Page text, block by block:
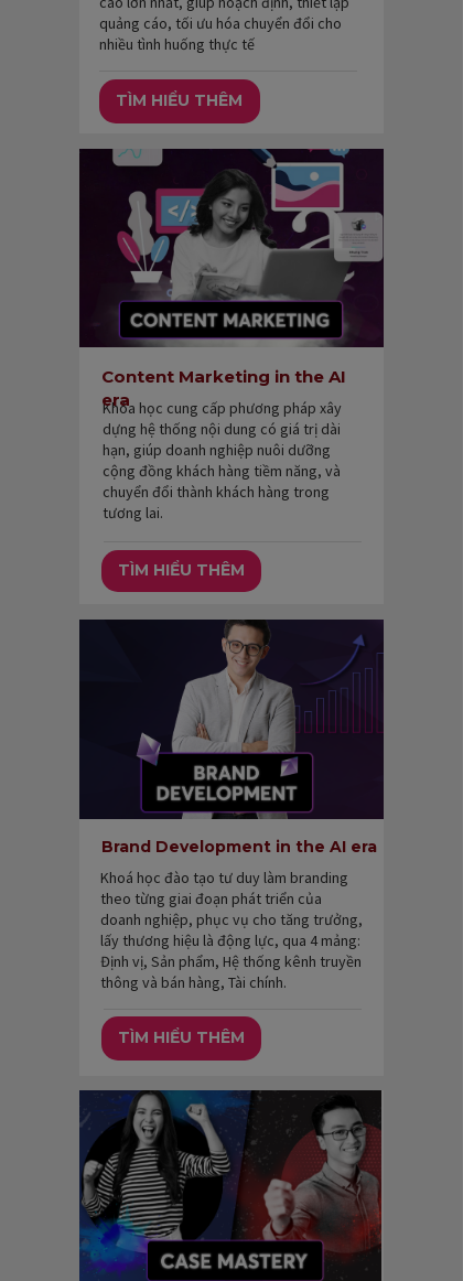
Khóa học cung cấp phương pháp xây
dựng hệ thống nội dung có giá trị dài
hạn, giúp doanh nghiệp nuôi dưỡng
cộng đồng khách hàng tiềm năng, và
chuyển đổi thành khách hàng trong
tương lai.
Content Marketing in the AI
era
TÌM HIỂU THÊM
quảng cáo, tối ưu hóa chuyển đổi cho
nhiều tình huống thực tế
TÌM HIỂU THÊM
Khoá học đào tạo tư duy làm branding
theo từng giai đoạn phát triển của
doanh nghiệp, phục vụ cho tăng trưởng,
lấy thương hiệu là động lực, qua 4 mảng:
Định vị, Sản phẩm, Hệ thống kênh truyền
thông và bán hàng, Tài chính.
Brand Development in the AI era
TÌM HIỂU THÊM